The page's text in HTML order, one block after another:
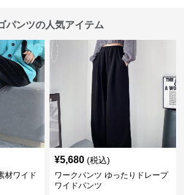
パンツの人気アイテム
材ワイド
¥5,680 (税込)
ワークパンツ ゆったりドレープ
ワイドパンツ